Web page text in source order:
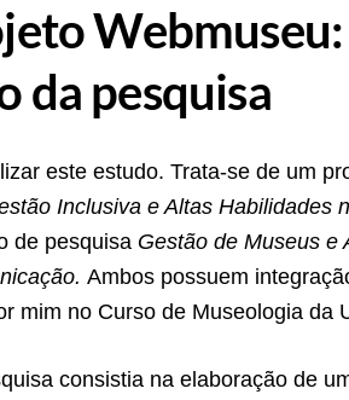
Webmuseu:
da pesquisa
este estudo. Trata-se de um
Inclusiva e Altas Habilidades
de pesquisa Gestão de Museus e
Ambos possuem
mim no Curso de Museologia da
consistia na elaboração de